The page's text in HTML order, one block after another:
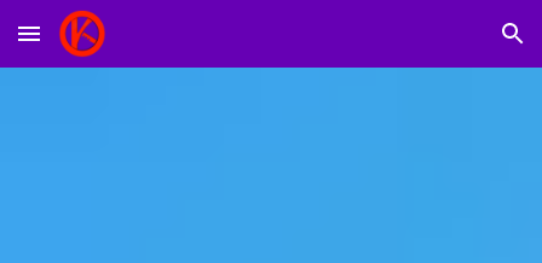
Skip to main content Skip to navigation